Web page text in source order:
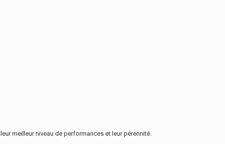
meilleur niveau de performances et leur pérennité.